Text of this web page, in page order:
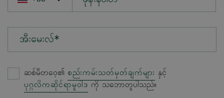
အီးမေးလ်*
ဆစ်မီတဝေ့၏ စည်းကမ်းသတ်မှတ်ချက်များ နှင့်
ပုဂ္ဂလိကဆိုင်ရာမူဝါဒ ကို သဘောတူပါသည်။